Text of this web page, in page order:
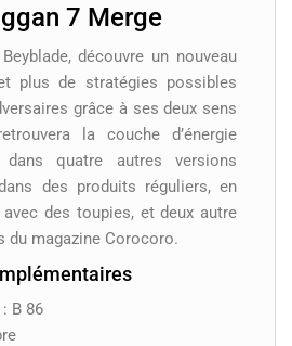
7 Merge
découvre un nouveau
plus de stratégies possibles
grâce à ses deux sens
la couche d’énergie
dans quatre autres versions
des produits réguliers, en
des toupies, et deux autre
du magazine Corocoro.
B 86